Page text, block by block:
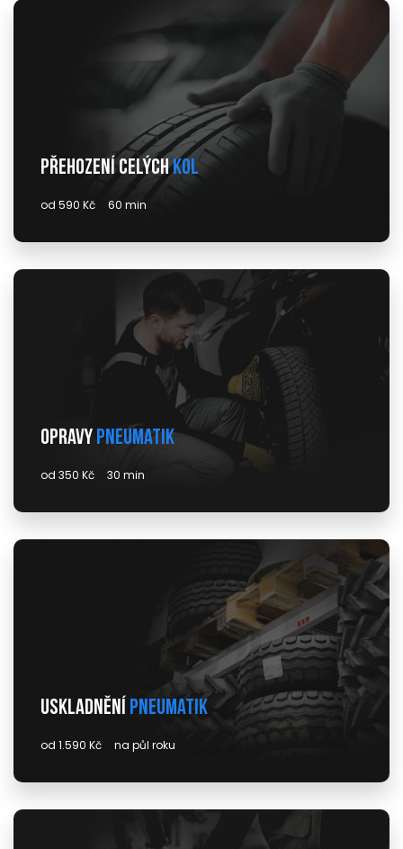
Přehození celýchkol
od 590 Kč 60 min
Opravy pneumatik
od 350 Kč 30 min
Uskladnění pneumatik
od 1.590 Kč na půl roku